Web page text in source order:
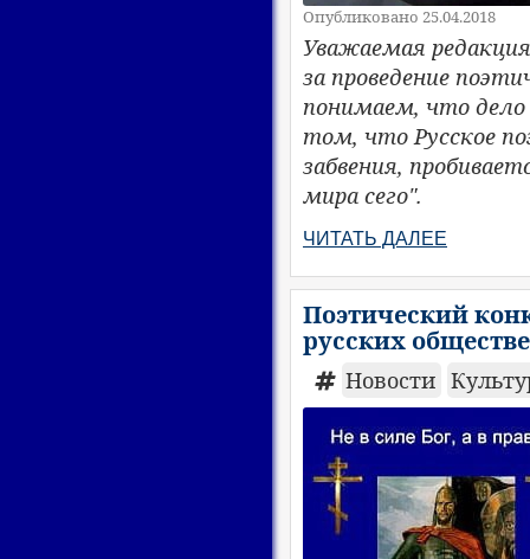
Опубликовано 25.04.2018
Уважаемая
за проведение
понимаем, что дело
том, что Русское
забвения,
мира сего".
ЧИТАТЬ ДАЛЕЕ
Поэтический
русских
Новости